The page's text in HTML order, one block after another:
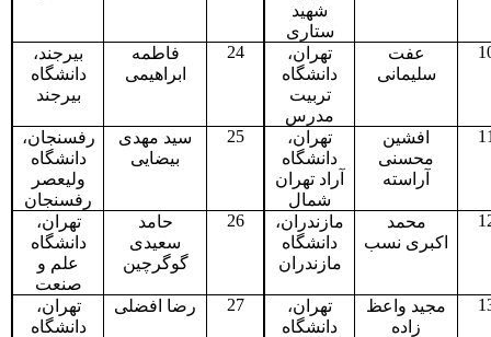
شهید
ستاری
عفت
سلیمانی
تهران،
دانشگاه
تربیت
مدرس
24
فاطمه
ابراهیمی
بیرجند،
دانشگاه
بیرجند
افشین
محسنی
آراسته
تهران،
دانشگاه
آراد تهران
شمال
25
سید مهدی
بیضایی
رفسنجان،
دانشگاه
ولیعصر
رفسنجان
محمد
اکبری نسب
مازندران،
دانشگاه
مازندران
26
حامد
سعیدی
گوگرچین
تهران،
دانشگاه
علم و
صنعت
مجید واعظ
زاده
تهران،
دانشگاه
27 رضا افضلی
تهران،
دانشگاه